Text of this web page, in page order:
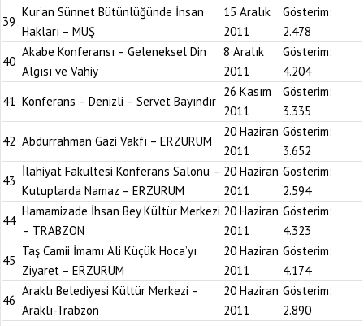
39
Kur’an Sünnet Bütünlüğünde İnsan
Hakları – MUŞ
15 Aralık
2011
Gösterim:
2.478
40
Akabe Konferansı – Geleneksel Din
Algısı ve Vahiy
8 Aralık
2011
Gösterim:
4.204
41 Konferans – Denizli – Servet Bayındır
26 Kasım
2011
Gösterim:
3.335
42 Abdurrahman Gazi Vakfı – ERZURUM
20 Haziran
2011
Gösterim:
3.652
43
İlahiyat Fakültesi Konferans Salonu –
Kutuplarda Namaz – ERZURUM
20 Haziran
2011
Gösterim:
2.594
44
Hamamizade İhsan Bey Kültür Merkezi
– TRABZON
20 Haziran
2011
Gösterim:
4.323
45
Taş Camii İmamı Ali Küçük Hoca’yı
Ziyaret – ERZURUM
20 Haziran
2011
Gösterim:
4.174
46
Araklı Belediyesi Kültür Merkezi –
Araklı-Trabzon
20 Haziran
2011
Gösterim:
2.890